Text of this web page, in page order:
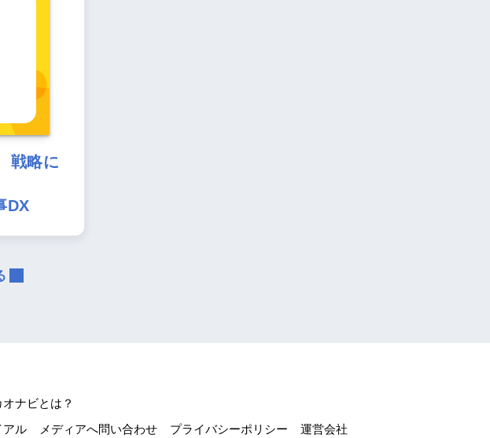
戦略に
DX
オナビとは？
アル メディアへ問い合わせ プライバシーポリシー 運営会社